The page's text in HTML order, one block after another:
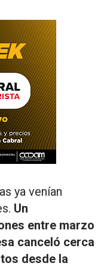
ya venían
Un
entre marzo
canceló cerca
desde la